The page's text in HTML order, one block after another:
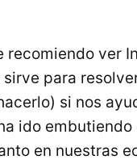
recomiendo ver
para
si nos
ido embutiendo
en nuestras